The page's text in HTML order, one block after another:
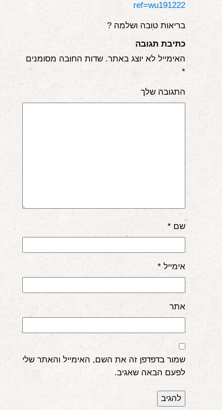
ref=wu191222
בריאות טובה ושלמה ?
כתיבת תגובה
האימייל לא יוצג באתר. שדות החובה מסומנים
*
התגובה שלך
שם *
אימייל *
אתר
שמור בדפדפן זה את השם, האימייל והאתר שלי
לפעם הבאה שאגיב.